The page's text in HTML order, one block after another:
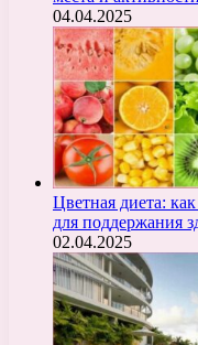
04.04.2025
Цветная диета:
для поддержания
02.04.2025